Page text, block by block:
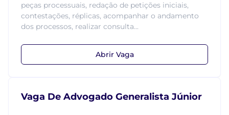
peças processuais, redação de petições iniciais,
contestações, réplicas, acompanhar o andamento
dos processos, realizar consulta...
Abrir Vaga
Vaga De Advogado Generalista Júnior